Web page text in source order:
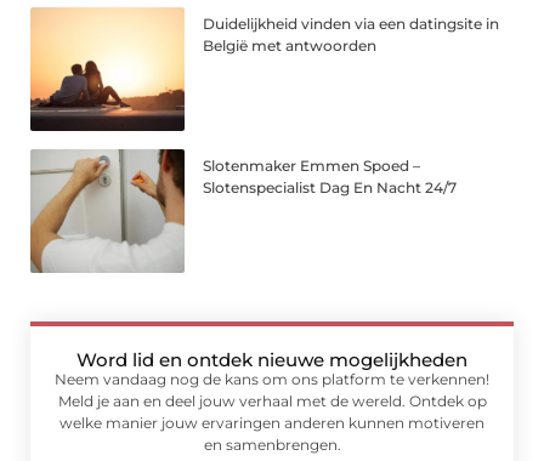
Duidelijkheid vinden via een datingsite in
België met antwoorden
Slotenmaker Emmen Spoed –
Slotenspecialist Dag En Nacht 24/7
Word lid en ontdek nieuwe mogelijkheden
Neem vandaag nog de kans om ons platform te verkennen!
Meld je aan en deel jouw verhaal met de wereld. Ontdek op
welke manier jouw ervaringen anderen kunnen motiveren
en samenbrengen.